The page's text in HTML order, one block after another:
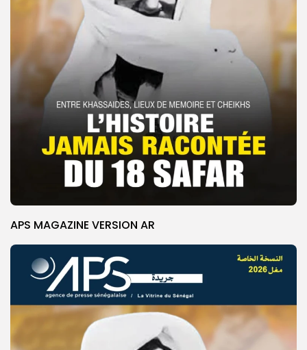
APS MAGAZINE VERSION AR